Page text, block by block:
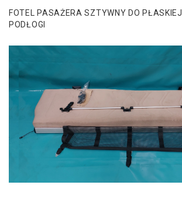
FOTEL PASAŻERA SZTYWNY DO PŁASKIEJ
PODŁOGI